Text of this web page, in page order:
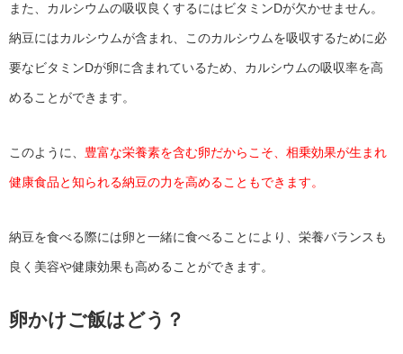
また、カルシウムの吸収良くするにはビタミンDが欠かせません。
納豆にはカルシウムが含まれ、このカルシウムを吸収するために必
要なビタミンDが卵に含まれているため、カルシウムの吸収率を高
めることができます。
このように、 豊富な栄養素を含む卵だからこそ、相乗効果が生まれ
健康食品と知られる納豆の力を高めることもできます。
納豆を食べる際には卵と一緒に食べることにより、栄養バランスも
良く美容や健康効果も高めることができます。
卵かけご飯はどう？